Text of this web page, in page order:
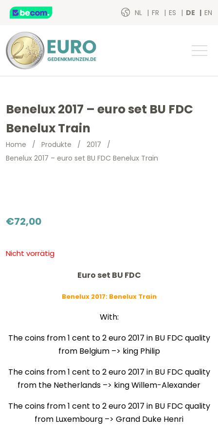
NL FR ES DE EN
Benelux 2017 – euro set BU FDC
Benelux Train
Home / Produkte / 2017 /
Benelux 2017 – euro set BU FDC Benelux Train
€72,00
Nicht vorrätig
Euro set BU FDC
Benelux 2017: Benelux Train
With:
The coins from 1 cent to 2 euro 2017 in BU FDC quality
from Belgium –> king Philip
The coins from 1 cent to 2 euro 2017 in BU FDC quality
from the Netherlands –> king Willem-Alexander
The coins from 1 cent to 2 euro 2017 in BU FDC quality
from Luxembourg –> Grand Duke Henri